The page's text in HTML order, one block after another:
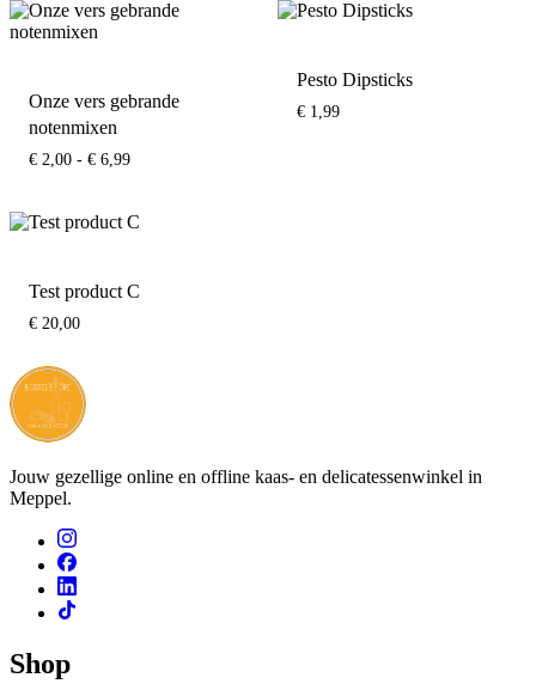
Onze vers gebrande
notenmixen
€ 2,00 - € 6,99Prijsklasse:
€ 6,99
Pesto Dipsticks
€ 1,99
Test product C
€ 20,00
Jouw gezellige online en offline kaas- en delicatessenwinkel in
Meppel.
Shop